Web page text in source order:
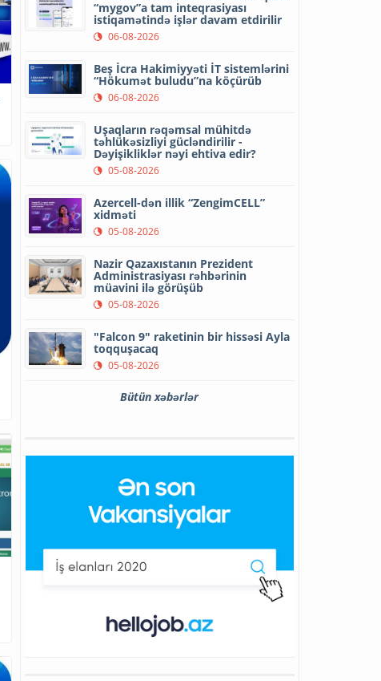
“mygov”a tam inteqrasiyası
istiqamətində işlər davam etdirilir
06-08-2026
Beş İcra Hakimiyyəti İT sistemlərini
“Hökumət buludu”na köçürüb
06-08-2026
Uşaqların rəqəmsal mühitdə
təhlükəsizliyi gücləndirilir -
Dəyişikliklər nəyi ehtiva edir?
05-08-2026
Azercell-dən illik “ZengimCELL”
xidməti
05-08-2026
Nazir Qazaxıstanın Prezident
Administrasiyası rəhbərinin
müavini ilə görüşüb
05-08-2026
"Falcon 9" raketinin bir hissəsi Ayla
toqquşacaq
05-08-2026
Bütün xəbərlər